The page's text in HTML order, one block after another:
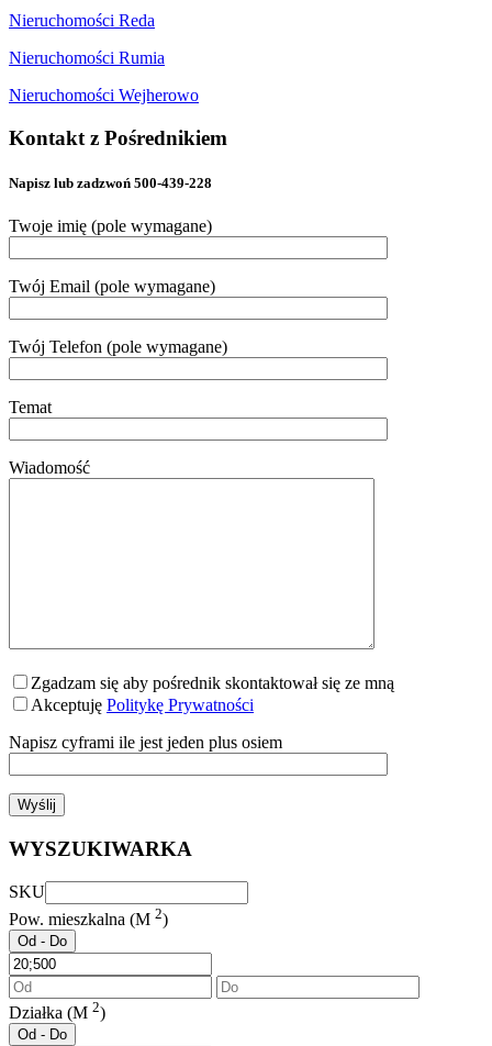
Nieruchomości Reda
Nieruchomości Rumia
Nieruchomości Wejherowo
Kontakt z Pośrednikiem
Napisz lub zadzwoń 500-439-228
Twoje imię (pole wymagane)
Twój Email (pole wymagane)
Twój Telefon (pole wymagane)
Temat
Wiadomość
Zgadzam się aby pośrednik skontaktował się ze mną
Akceptuję Politykę Prywatności
Napisz cyframi ile jest jeden plus osiem
WYSZUKIWARKA
SKU
Pow. mieszkalna (M 2)
Od - Do
Działka (M 2)
Od - Do